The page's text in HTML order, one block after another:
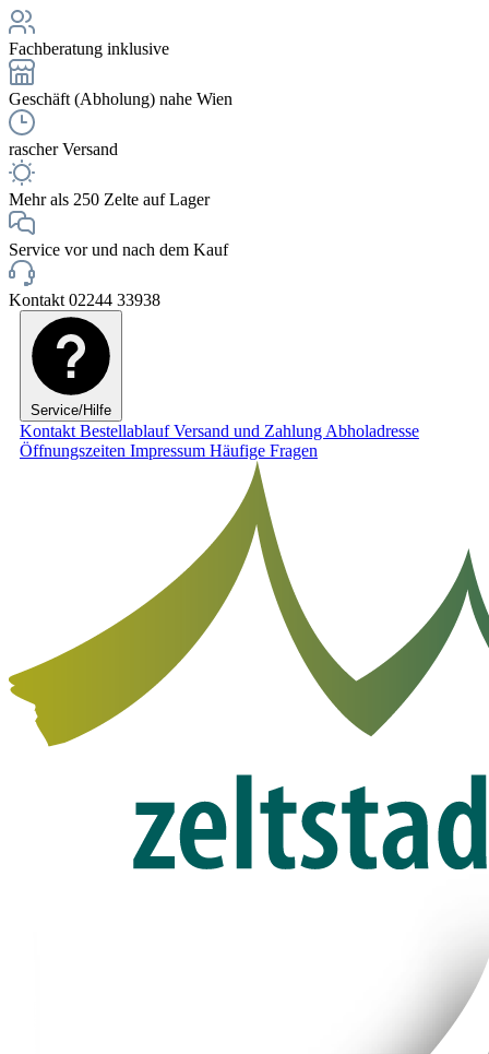
Fachberatung inklusive
Geschäft (Abholung) nahe Wien
rascher Versand
Mehr als 250 Zelte auf Lager
Service vor und nach dem Kauf
Kontakt 02244 33938
Service/Hilfe
Kontakt BestellablaufVersand und Zahlung Abholadresse
Öffnungszeiten Impressum Häufige Fragen